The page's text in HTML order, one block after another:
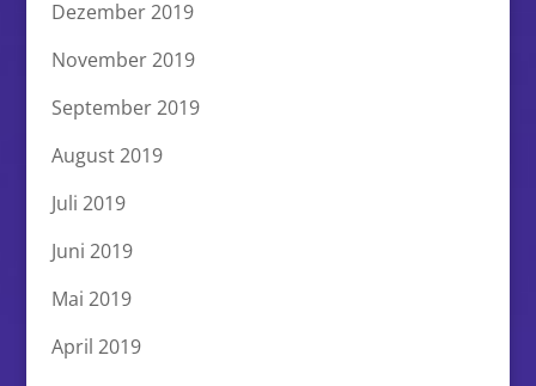
Dezember 2019
November 2019
September 2019
August 2019
Juli 2019
Juni 2019
Mai 2019
April 2019